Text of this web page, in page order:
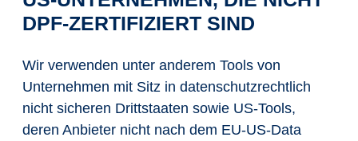
DPF-ZERTIFIZIERT SIND
Wir verwenden unter anderem Tools von
Unternehmen mit Sitz in datenschutzrechtlich
nicht sicheren Drittstaaten sowie US-Tools,
deren Anbieter nicht nach dem EU-US-Data